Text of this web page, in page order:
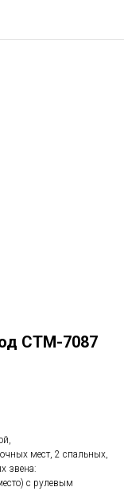
СТМ-7087
мест, 2 спальных,
звена:
с рулевым